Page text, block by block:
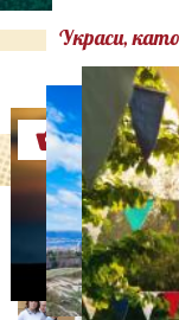
Украси,